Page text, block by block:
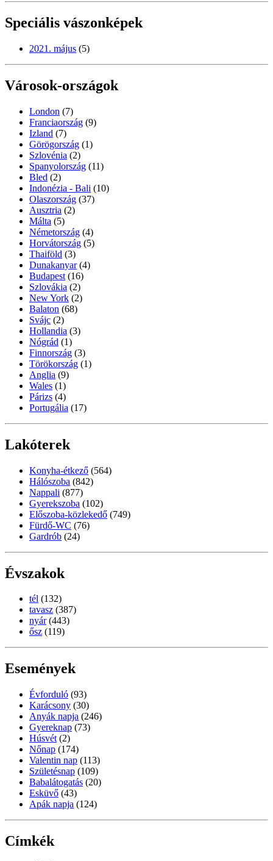
Speciális vászonképek
2021. május (5)
Városok-országok
London (7)
Franciaország (9)
Izland (7)
Görögország (1)
Szlovénia (2)
Spanyolország (11)
Bled (2)
Indonézia - Bali (10)
Olaszország (37)
Ausztria (2)
Málta (5)
Németország (4)
Horvátország (5)
Thaiföld (3)
Dunakanyar (4)
Budapest (16)
Szlovákia (2)
New York (2)
Balaton (68)
Svájc (2)
Hollandia (3)
Nógrád (1)
Finnország (3)
Törökország (1)
Anglia (9)
Wales (1)
Párizs (4)
Portugália (17)
Lakóterek
Konyha-étkező (564)
Hálószoba (842)
Nappali (877)
Gyerekszoba (102)
Előszoba-közlekedő (749)
Fürdő-WC (76)
Gardrób (24)
Évszakok
tél (132)
tavasz (387)
nyár (443)
ősz (119)
Események
Évforduló (93)
Karácsony (30)
Anyák napja (246)
Gyereknap (73)
Húsvét (2)
Nőnap (174)
Valentin nap (113)
Születésnap (109)
Babalátogatás (20)
Esküvő (43)
Apák napja (124)
Címkék